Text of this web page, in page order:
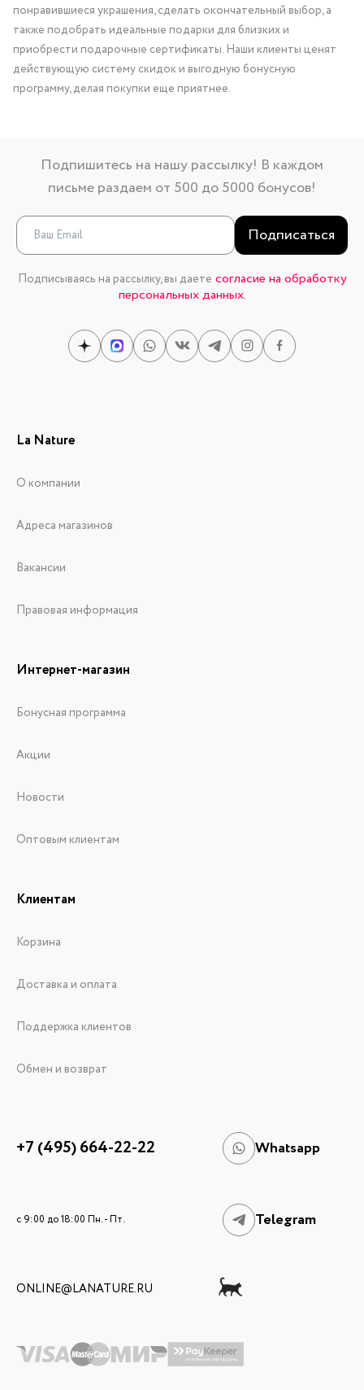
понравившиеся украшения, сделать окончательный выбор, а
также подобрать идеальные подарки для близких и
приобрести подарочные сертификаты. Наши клиенты ценят
действующую систему скидок и выгодную бонусную
программу, делая покупки еще приятнее.
Подпишитесь на нашу рассылку! В каждом
письме раздаем от 500 до 5000 бонусов!
Подписаться
Подписываясь на рассылку, вы даете согласие на обработку
персональных данных.
La Nature
О компании
Адреса магазинов
Вакансии
Правовая информация
Интернет-магазин
Бонусная программа
Акции
Новости
Оптовым клиентам
Клиентам
Корзина
Доставка и оплата
Поддержка клиентов
Обмен и возврат
+7 (495) 664-22-22 Whatsapp
c 9:00 до 18:00 Пн. - Пт. Telegram
ONLINE@LANATURE.RU